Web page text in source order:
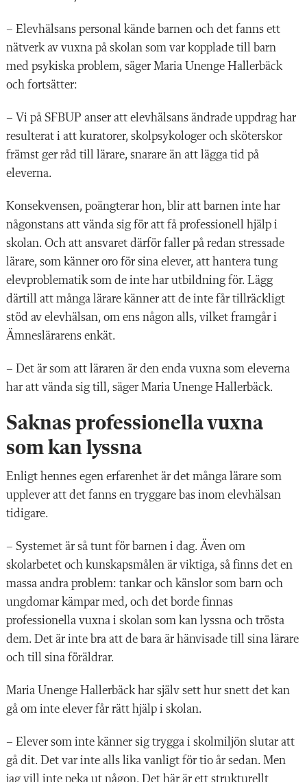
– Elevhälsans personal kände barnen och det fanns ett
nätverk av vuxna på skolan som var kopplade till barn
med psykiska problem, säger Maria Unenge Hallerbäck
och fortsätter:
– Vi på SFBUP anser att elevhälsans ändrade uppdrag har
resulterat i att kuratorer, skolpsykologer och sköterskor
främst ger råd till lärare, snarare än att lägga tid på
eleverna.
Konsekvensen, poängterar hon, blir att barnen inte har
någonstans att vända sig för att få professionell hjälp i
skolan. Och att ansvaret därför faller på redan stressade
lärare, som känner oro för sina elever, att hantera tung
elevproblematik som de inte har utbildning för. Lägg
därtill att många lärare känner att de inte får tillräckligt
stöd av elevhälsan, om ens någon alls, vilket framgår i
Ämneslärarens enkät.
– Det är som att läraren är den enda vuxna som eleverna
har att vända sig till, säger Maria Unenge Hallerbäck.
Saknas professionella vuxna
som kan lyssna
Enligt hennes egen erfarenhet är det många lärare som
upplever att det fanns en tryggare bas inom elevhälsan
tidigare.
– Systemet är så tunt för barnen i dag. Även om
skolarbetet och kunskapsmålen är viktiga, så finns det en
massa andra problem: tankar och känslor som barn och
ungdomar kämpar med, och det borde finnas
professionella vuxna i skolan som kan lyssna och trösta
dem. Det är inte bra att de bara är hänvisade till sina lärare
och till sina föräldrar.
Maria Unenge Hallerbäckhar själv sett hur snett det kan
gå om inte elever får rätt hjälp i skolan.
– Elever som inte känner sig trygga i skolmiljön slutar att
gå dit. Det var inte alls lika vanligt för tio år sedan. Men
jag vill inte peka ut någon. Det här är ett strukturellt